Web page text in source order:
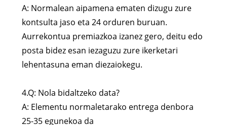
A: Normalean aipamena ematen dizugu zure
kontsulta jaso eta 24 orduren buruan.
Aurrekontua premiazkoa izanez gero, deitu edo
posta bidez esan iezaguzu zure ikerketari
lehentasuna eman diezaiokegu.
4.Q: Nola bidaltzeko data?
A: Elementu normaletarako entrega denbora
25-35 egunekoa da